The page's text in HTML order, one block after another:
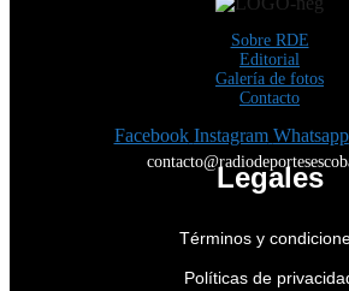
Sobre RDE
Editorial
Galería de fotos
Contacto
Facebook Instagram Whatsapp
Legales
Términos y
Políticas de